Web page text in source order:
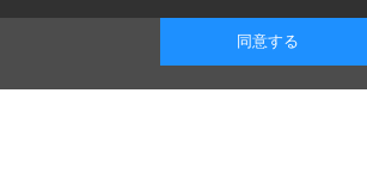
表示 ： スマートフォン版 |
同意する